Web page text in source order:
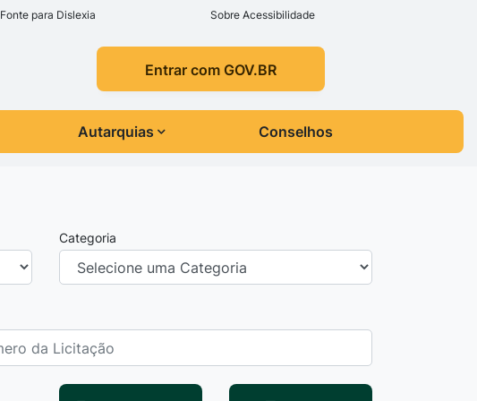
Fonte para Dislexia Sobre Acessibilidade
Entrar com GOV.BR
Autarquias Conselhos
Categoria